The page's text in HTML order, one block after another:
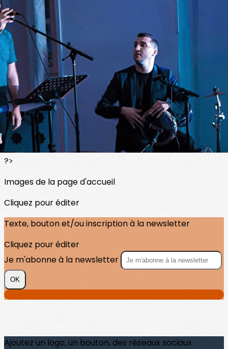
Exporter les lignes sélectionnées
Exporter toutes les colonnes
Exporter uniquement les colonnes affichées
Menu
<
>
Fête de fin d'année et assemblée générale 2026
Festival de la Méditerranée
Concerts Sans Frontières
Célébration du Nouvel An berbère
?>
Images de la page d'accueil
Cliquez pour éditer
Texte, bouton et/ou inscription à la newsletter
Cliquez pour éditer
Je m'abonne à la newsletter
OK
Ajoutez un logo, un bouton, des réseaux sociaux